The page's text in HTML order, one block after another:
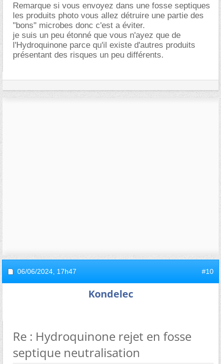
Remarque si vous envoyez dans une fosse septiques
les produits photo vous allez détruire une partie des
"bons" microbes donc c'est a éviter.
je suis un peu étonné que vous n'ayez que de
l'Hydroquinone parce qu'il existe d'autres produits
présentant des risques un peu différents.
06/06/2024, 17h47 #10
Kondelec
Re : Hydroquinone rejet en fosse
septique neutralisation